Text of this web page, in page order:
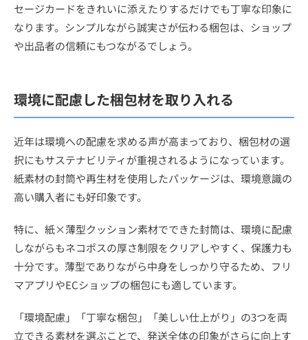
セージカードをきれいに添えたりするだけでも丁寧な印象に
なります。シンプルながら誠実さが伝わる梱包は、ショップ
や出品者の信頼にもつながるでしょう。
環境に配慮した梱包材を取り入れる
近年は環境への配慮を求める声が高まっており、梱包材の選
択にもサステナビリティが重視されるようになっています。
紙素材の封筒や再生材を使用したパッケージは、環境意識の
高い購入者にも好印象です。
特に、紙×薄型クッション素材でできた封筒は、環境に配慮
しながらもネコポスの厚さ制限をクリアしやすく、保護力も
十分です。薄型でありながら中身をしっかり守るため、フリ
マアプリやECショップの梱包にも適しています。
「環境配慮」「丁寧な梱包」「美しい仕上がり」の3つを両
立できる素材を選ぶことで、発送全体の印象がさらに向上す